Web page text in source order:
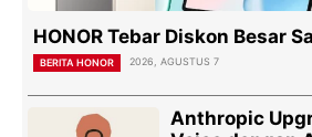
HONOR Tebar Diskon Besar
BERITA HONOR 2026, AGUSTUS 7
Anthropic